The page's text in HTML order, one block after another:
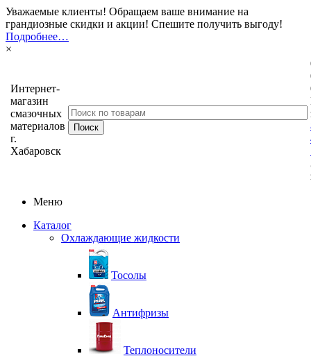
Уважаемые клиенты! Обращаем ваше внимание на
грандиозные скидки и акции! Спешите получить выгоду!
Подробнее…
×
Интернет-
магазин
смазочных
материалов
г.
Хабаровск
Меню
Каталог
Охлаждающие жидкости
Тосолы
Антифризы
Теплоносители